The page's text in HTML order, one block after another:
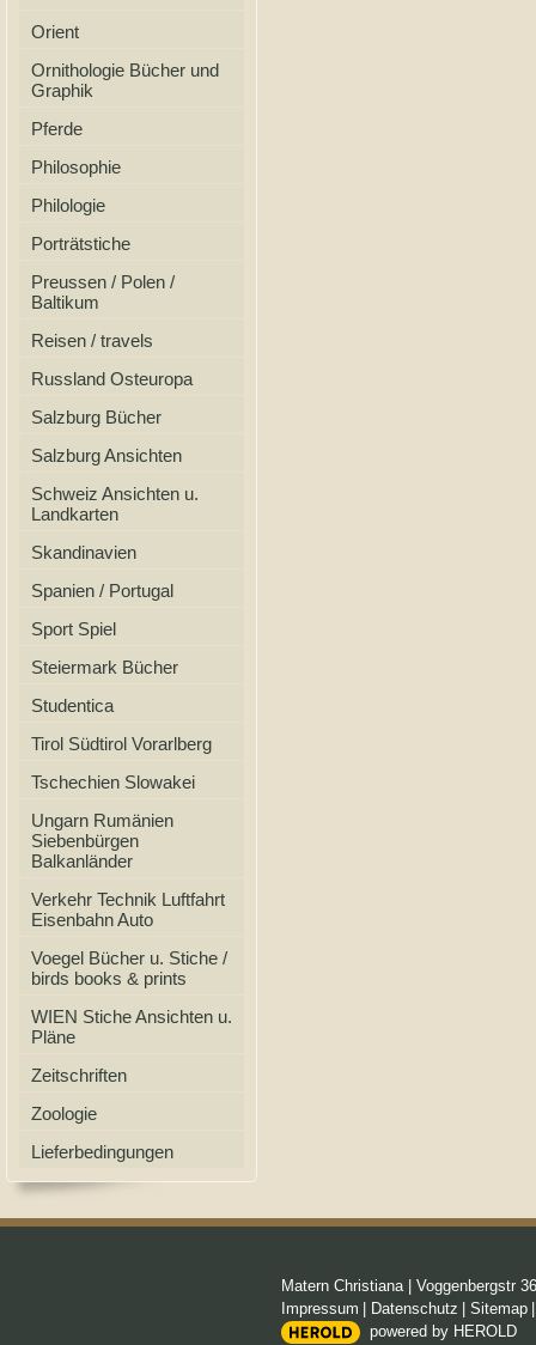
Orient
Ornithologie Bücher und
Graphik
Pferde
Philosophie
Philologie
Porträtstiche
Preussen / Polen /
Baltikum
Reisen / travels
Russland Osteuropa
Salzburg Bücher
Salzburg Ansichten
Schweiz Ansichten u.
Landkarten
Skandinavien
Spanien / Portugal
Sport Spiel
Steiermark Bücher
Studentica
Tirol Südtirol Vorarlberg
Tschechien Slowakei
Ungarn Rumänien
Siebenbürgen
Balkanländer
Verkehr Technik Luftfahrt
Eisenbahn Auto
Voegel Bücher u. Stiche /
birds books & prints
WIEN Stiche Ansichten u.
Pläne
Zeitschriften
Zoologie
Lieferbedingungen
Matern Christiana| Voggenbergstr 36
Impressum
Datenschutz Sitemap
powered by HEROLD